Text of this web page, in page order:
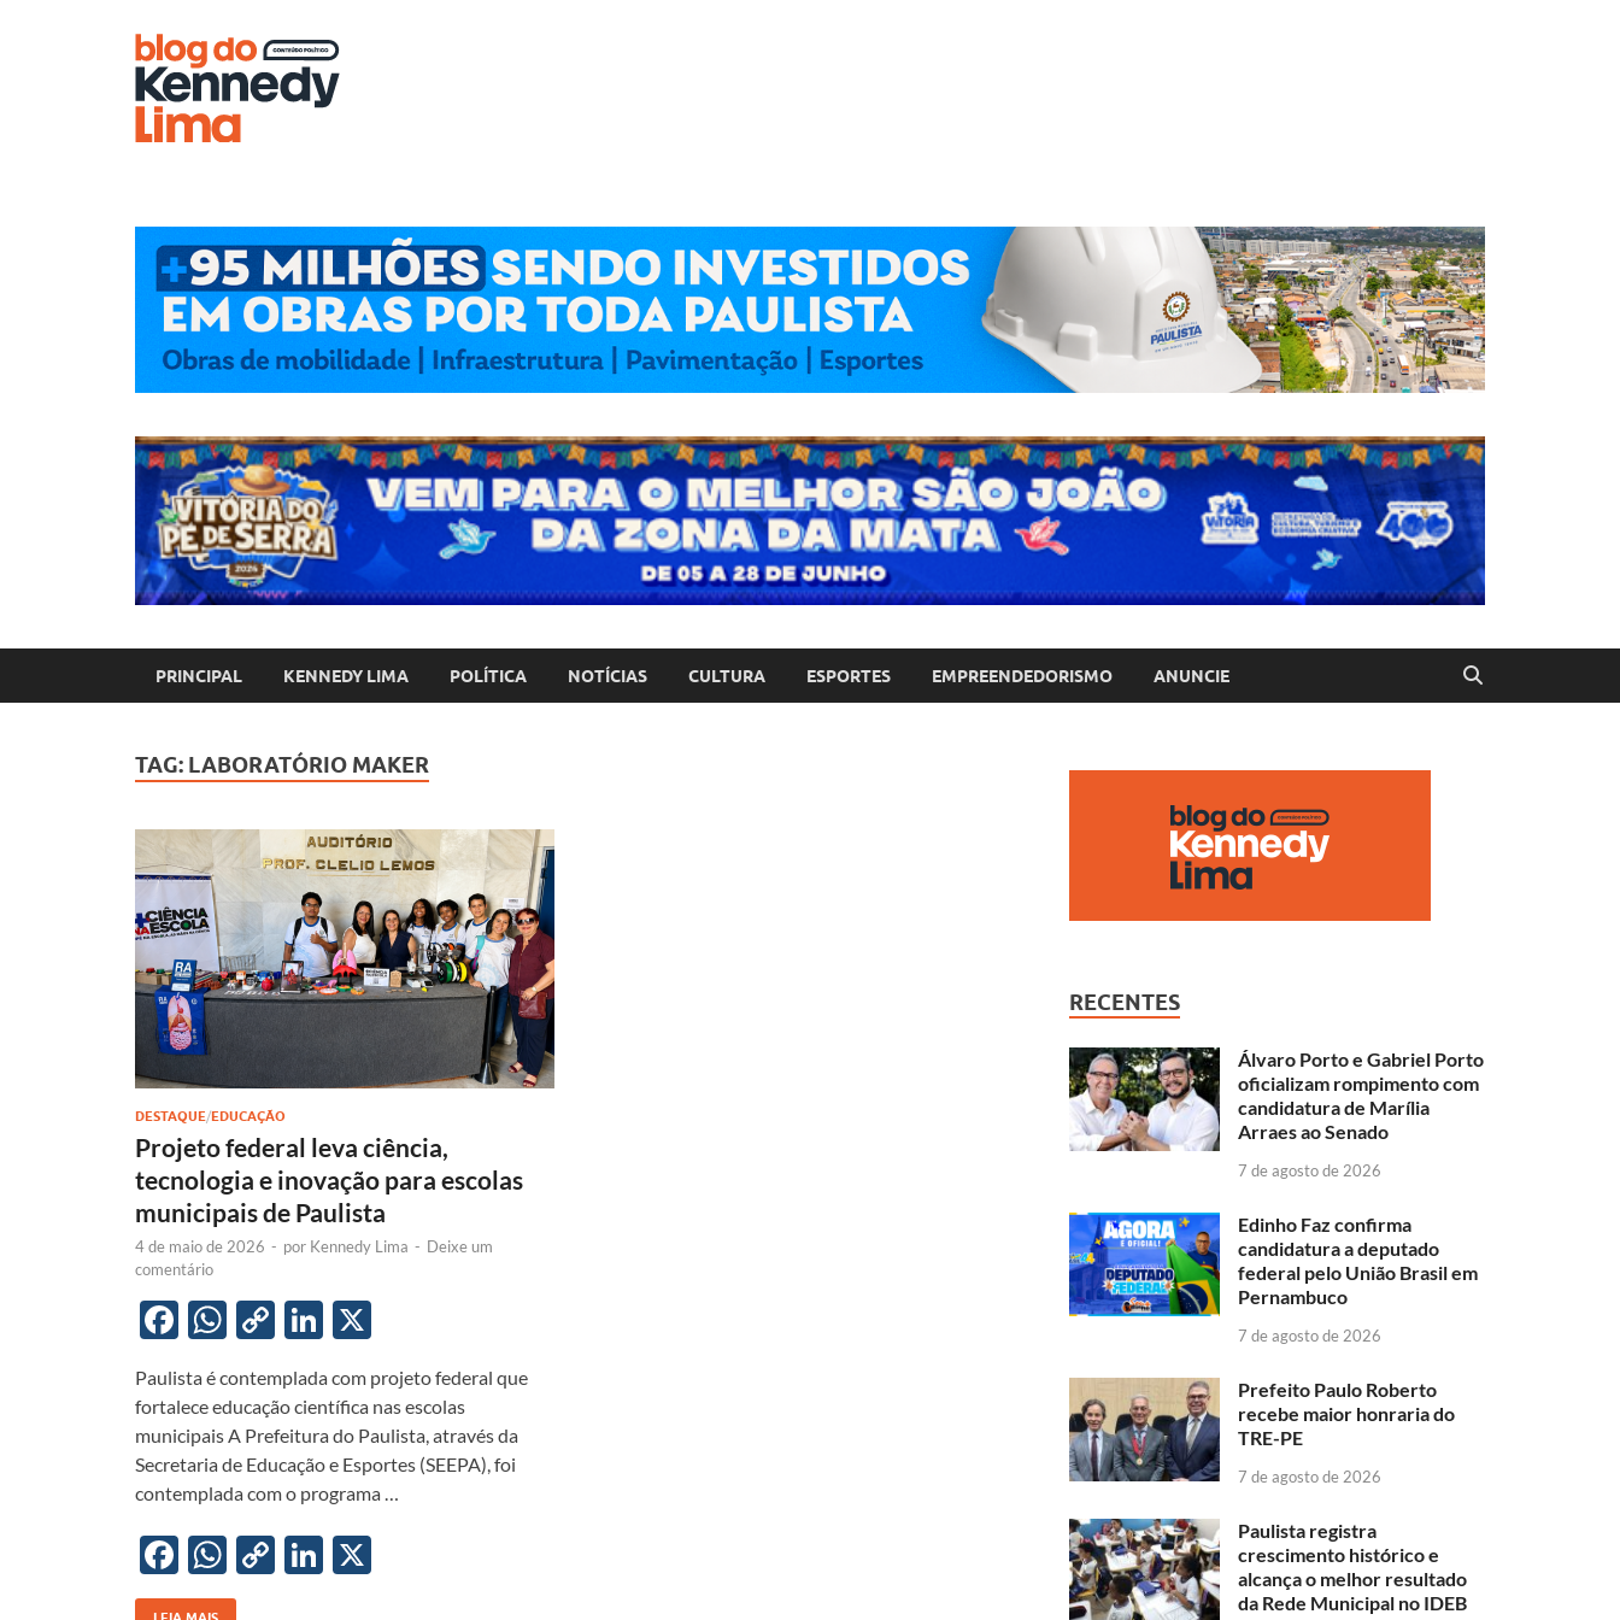
PRINCIPAL KENNEDY LIMA POLÍTICA NOTÍCIAS CULTURA ESPORTES EMPREENDEDORISMO ANUNCIE
TAG: LABORATÓRIO MAKER
DESTAQUE/EDUCAÇÃO
Projeto federal leva ciência,
tecnologia e inovação para escolas
municipais de Paulista
4 de maio de 2026 - por Kennedy Lima - Deixe um
comentário
F
e
b
o
o
k
W
at
s
A
p
p
C
p
y
Li
n
k
Li
k
e
dI
n
Paulista é contemplada com projeto federal que
fortalece educação científica nas escolas
municipais A Prefeitura do Paulista, através da
Secretaria de Educação e Esportes (SEEPA), foi
contemplada com o programa …
F
ac
W
h
C
Li
RECENTES
Álvaro Porto e Gabriel Porto
oficializam rompimento com
candidatura de Marília
Arraes ao Senado
7 de agosto de 2026
Edinho Faz confirma
candidatura a deputado
federal pelo União Brasil em
Pernambuco
7 de agosto de 2026
Prefeito Paulo Roberto
recebe maior honraria do
TRE-PE
7 de agosto de 2026
Paulista registra
crescimento histórico e
alcança o melhor resultado
da Rede Municipal no IDEB